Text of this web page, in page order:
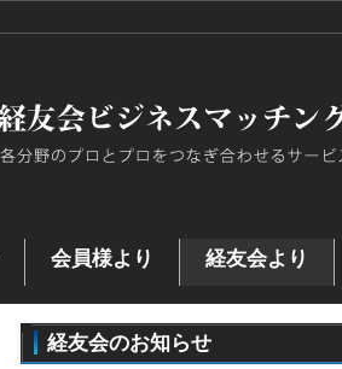
ビジネスマッチングとは プライバシーポリ
会員様より 経友会より
経友会のお知らせ